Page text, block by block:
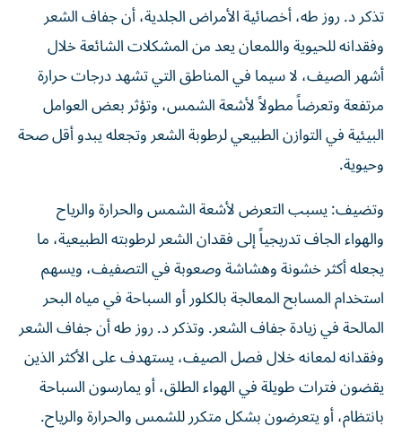
تذكر د. روز طه، أخصائية الأمراض الجلدية، أن جفاف الشعر
وفقدانه للحيوية واللمعان يعد من المشكلات الشائعة خلال
أشهر الصيف، لا سيما في المناطق التي تشهد درجات حرارة
مرتفعة وتعرضاً مطولاً لأشعة الشمس، وتؤثر بعض العوامل
البيئية في التوازن الطبيعي لرطوبة الشعر وتجعله يبدو أقل صحة
وحيوية.
وتضيف: يسبب التعرض لأشعة الشمس والحرارة والرياح
والهواء الجاف تدريجياً إلى فقدان الشعر لرطوبته الطبيعية، ما
يجعله أكثر خشونة وهشاشة وصعوبة في التصفيف، ويسهم
استخدام المسابح المعالجة بالكلور أو السباحة في مياه البحر
المالحة في زيادة جفاف الشعر. وتذكر د. روز طه أن جفاف الشعر
وفقدانه لمعانه خلال فصل الصيف، يستهدف على الأكثر الذين
يقضون فترات طويلة في الهواء الطلق، أو يمارسون السباحة
بانتظام، أو يتعرضون بشكل متكرر للشمس والحرارة والرياح.